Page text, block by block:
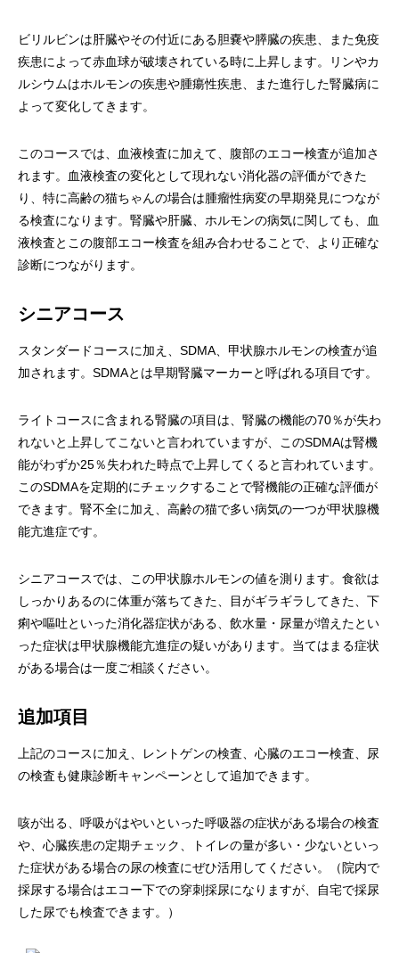
ビリルビンは肝臓やその付近にある胆嚢や膵臓の疾患、また免疫
疾患によって赤血球が破壊されている時に上昇します。リンやカ
ルシウムはホルモンの疾患や腫瘍性疾患、また進行した腎臓病に
よって変化してきます。
このコースでは、血液検査に加えて、腹部のエコー検査が追加さ
れます。血液検査の変化として現れない消化器の評価ができた
り、特に高齢の猫ちゃんの場合は腫瘤性病変の早期発見につなが
る検査になります。腎臓や肝臓、ホルモンの病気に関しても、血
液検査とこの腹部エコー検査を組み合わせることで、より正確な
診断につながります。
シニアコース
スタンダードコースに加え、SDMA、甲状腺ホルモンの検査が追
加されます。SDMAとは早期腎臓マーカーと呼ばれる項目です。
ライトコースに含まれる腎臓の項目は、腎臓の機能の70％が失わ
れないと上昇してこないと言われていますが、このSDMAは腎機
能がわずか25％失われた時点で上昇してくると言われています。
このSDMAを定期的にチェックすることで腎機能の正確な評価が
できます。腎不全に加え、高齢の猫で多い病気の一つが甲状腺機
能亢進症です。
シニアコースでは、この甲状腺ホルモンの値を測ります。食欲は
しっかりあるのに体重が落ちてきた、目がギラギラしてきた、下
痢や嘔吐といった消化器症状がある、飲水量・尿量が増えたとい
った症状は甲状腺機能亢進症の疑いがあります。当てはまる症状
がある場合は一度ご相談ください。
追加項目
上記のコースに加え、レントゲンの検査、心臓のエコー検査、尿
の検査も健康診断キャンペーンとして追加できます。
咳が出る、呼吸がはやいといった呼吸器の症状がある場合の検査
や、心臓疾患の定期チェック、トイレの量が多い・少ないといっ
た症状がある場合の尿の検査にぜひ活用してください。（院内で
採尿する場合はエコー下での穿刺採尿になりますが、自宅で採尿
した尿でも検査できます。）